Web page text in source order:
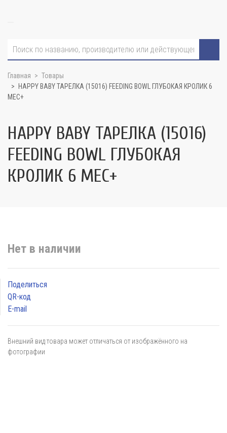
Главная
Товары
HAPPY BABY ТАРЕЛКА (15016) FEEDING BOWL ГЛУБОКАЯ КРОЛИК 6
МЕС+
HAPPY BABY ТАРЕЛКА (15016)
FEEDING BOWL ГЛУБОКАЯ
КРОЛИК 6 МЕС+
Нет в наличии
Поделиться
QR-код
E-mail
Внешний вид товара может отличаться от изображённого на
фотографии